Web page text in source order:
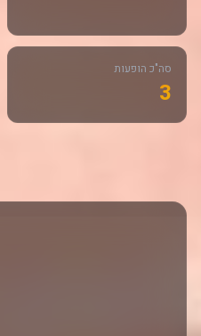
סה"כ הופעות
3